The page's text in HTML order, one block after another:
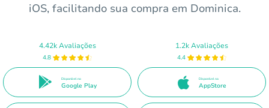
iOS, facilitando sua compra em Dominica.
4.42k Avaliações
4.8
Disponível no
Google Play
1.2k Avaliações
4.4
Disponível na
AppStore